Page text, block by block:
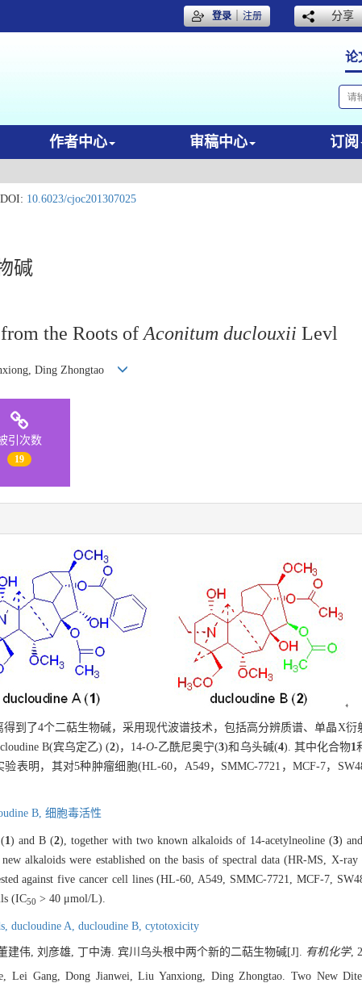
登录｜注册 分享
论
作者中心 审稿中心 订阅
DOI: 10.6023/cjoc201307025
碱
the Roots ofAconitum duclouxii Levl
Ding Zhongtao
引次数
19
到了4个二萜生物碱，采用现代波谱技术，包括高分辨质谱、单晶X
B(宾乌定乙) (2)，14-O-乙酰尼奥宁(3)和乌头碱(4). 其中化合物1
表明，其对5种肿瘤细胞(HL-60，A549，SMMC-7721，MCF-7，
B, 细胞毒活性
1) and B (2), together with two known alkaloids of 14-acetylneoline (3)
alkaloids were established on the basis of spectral data (HR-MS, X-
against five cancer cell lines (HL-60, A549, SMMC-7721, MCF-7,
(IC50 > 40 μmol/L).
ducloudine A, ducloudine B, cytotoxicity
建伟, 刘彦雄, 丁中涛. 宾川乌头根中两个新的二萜生物碱[J]. 有机化学,
Lei Gang, Dong Jianwei, Liu Yanxiong, Ding Zhongtao. Two New